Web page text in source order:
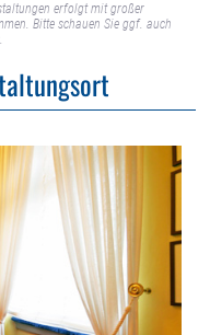
erfolgt mit großer
Bitte schauen Sie ggf. auch